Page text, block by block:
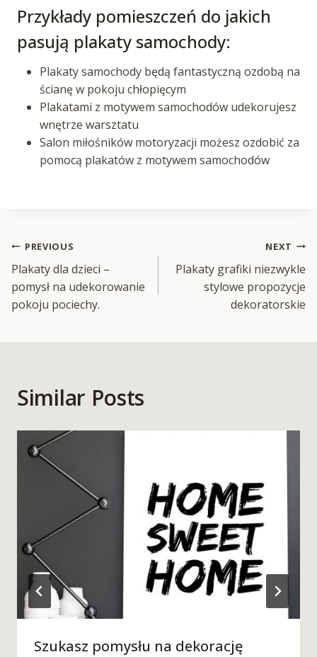
Przykłady pomieszczeń do jakich
pasują plakaty samochody:
Plakaty samochody będą fantastyczną ozdobą na
ścianę w pokoju chłopięcym
Plakatami z motywem samochodów udekorujesz
wnętrze warsztatu
Salon miłośników motoryzacji możesz ozdobić za
pomocą plakatów z motywem samochodów
Nawigacja
wpisu
PREVIOUS
Plakaty dla dzieci –
pomysł na udekorowanie
pokoju pociechy.
NEXT
Plakaty grafiki niezwykle
stylowe propozycje
dekoratorskie
Similar Posts
Szukasz pomysłu na dekorację